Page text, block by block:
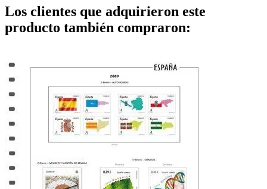
Los clientes que adquirieron este
producto también compraron: